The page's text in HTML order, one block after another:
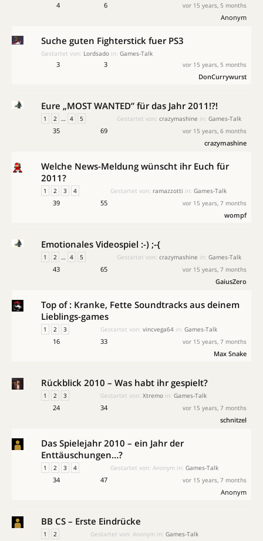
4 6 vor 15 years, 5 months
Anonym
Suche guten Fighterstick fuer PS3
Gestartet von: Lordsado in: Games-Talk
3 3 vor 15 years, 5 months
DonCurrywurst
Eure „MOST WANTED” für das Jahr 2011!?!
1 2 … 4 5 Gestartet von: crazymashine in: Games-Talk
35 69 vor 15 years, 6 months
crazymashine
Welche News-Meldung wünscht ihr Euch für
2011?
1 2 3 4 Gestartet von: ramazzotti in: Games-Talk
39 55 vor 15 years, 7 months
wompf
Emotionales Videospiel :-) ;-{
1 2 … 4 5 Gestartet von: crazymashine in: Games-Talk
43 65 vor 15 years, 7 months
GaiusZero
Top of : Kranke, Fette Soundtracks aus deinem
Lieblings-games
1 2 3 Gestartet von: vincvega64 in: Games-Talk
16 33 vor 15 years, 7 months
Max Snake
Rückblick 2010 – Was habt ihr gespielt?
1 2 3 Gestartet von: Xtremo in: Games-Talk
24 34 vor 15 years, 7 months
schnitzel
Das Spielejahr 2010 – ein Jahr der
Enttäuschungen…?
1 2 3 4 Gestartet von: Anonym in: Games-Talk
34 47 vor 15 years, 7 months
Anonym
BB CS – Erste Eindrücke
1 2 Gestartet von: Anonym in: Games-Talk